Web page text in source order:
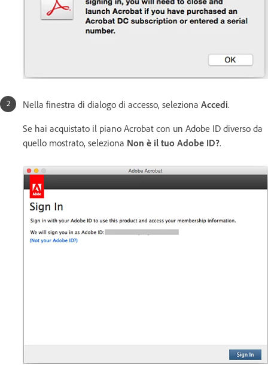
Nella finestra di dialogo di accesso, seleziona Accedi.
Se hai acquistato il piano Acrobat con un Adobe ID diverso da
quello mostrato, seleziona Non è il tuo Adobe ID?.